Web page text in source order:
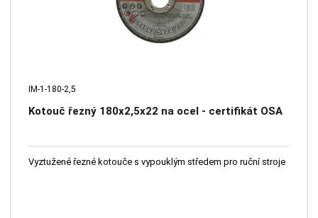
IM-1-180-2,5
Kotouč řezný 180x2,5x22 na ocel - certifikát OSA
Vyztužené řezné kotouče s vypouklým středem pro ruční stroje